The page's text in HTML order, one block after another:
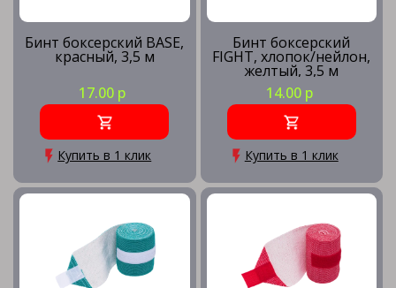
Бинт боксерский BASE,
красный, 3,5 м
17.00 р
Купить в 1 клик
Бинт боксерский
FIGHT, хлопок/нейлон,
желтый, 3,5 м
14.00 р
Купить в 1 клик